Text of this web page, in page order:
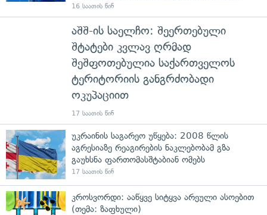
16 საათის წინ
აშშ-ის საელჩო: შეერთებული
შტატები კვლავ ღრმად
შეშფოთებულია საქართველოს
ტერიტორიის განგრძობადი
ოკუპაციით
17 საათის წინ
უკრაინის საგარეო უწყება: 2008 წლის
აგრესიაზე რეაგირების ნაკლებობამ გზა
გაუხსნა ფართომასშტაბიან ომებს
17 საათის წინ
კროსვორდი: ააწყვე სიტყვა არეული ასოებით
(თემა: ზაფხული)